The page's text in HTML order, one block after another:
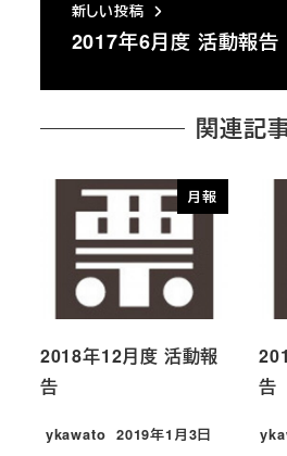
新しい投稿
2017年6月度 活動報告
関連記
月報
2018年12月度 活動報
告
ykawato
投稿日
2019年1月3日
告